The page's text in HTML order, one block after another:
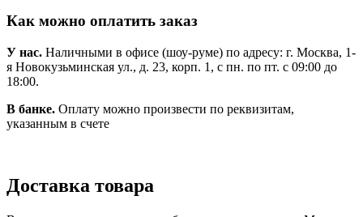
Как можно оплатить заказ
У нас. Наличными в офисе (шоу-руме) по адресу: г. Москва, 1-
я Новокузьминская ул., д. 23, корп. 1, с пн. по пт. с 09:00 до
18:00.
В банке. Оплату можно произвести по реквизитам,
указанным в счете
Доставка товара